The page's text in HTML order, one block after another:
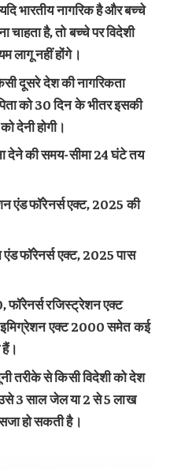
भारतीय नागरिक है और बच्चे
चाहता है, तो बच्चे पर विदेशी
लागू नहीं होंगे।
दूसरे देश की नागरिकता
को 30 दिन के भीतर इसकी
देनी होगी।
देने की समय-सीमा 24 घंटे तय
एंड फॉरेनर्स एक्ट, 2025 की
फॉरेनर्स एक्ट, 2025 पास
फॉरेनर्स रजिस्ट्रेशन एक्ट
एक्ट 2000 समेत कई
हैं।
तरीके से किसी विदेशी को देश
उसे 3 साल जेल या 2 से 5 लाख
सजा हो सकती है।